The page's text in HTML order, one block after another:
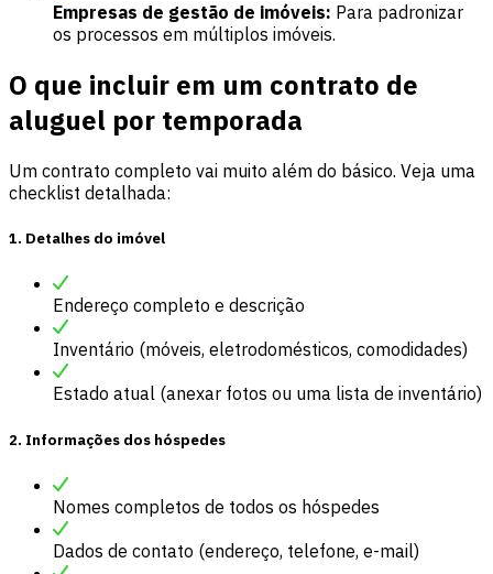
Empresas de gestão de imóveis: Para padronizar
os processos em múltiplos imóveis.
O que incluir em um contrato de
aluguel por temporada
Um contrato completo vai muito além do básico. Veja uma
checklist detalhada:
1. Detalhes do imóvel
Endereço completo e descrição
Inventário (móveis, eletrodomésticos, comodidades)
Estado atual (anexar fotos ou uma lista de inventário)
2. Informações dos hóspedes
Nomes completos de todos os hóspedes
Dados de contato (endereço, telefone, e-mail)